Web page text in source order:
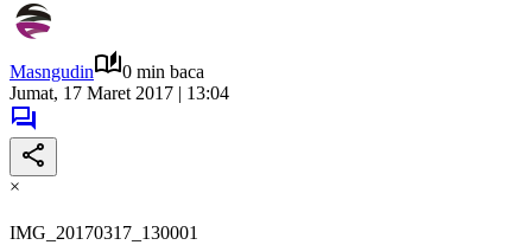
Masngudin
0 min baca
Jumat, 17 Maret 2017 | 13:04
×
IMG_20170317_130001